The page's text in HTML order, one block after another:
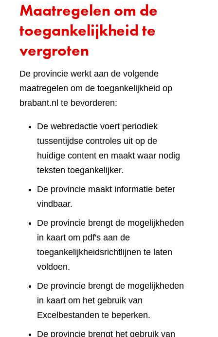
Maatregelen om de
toegankelijkheid te
vergroten
De provincie werkt aan de volgende
maatregelen om de toegankelijkheid op
brabant.nl te bevorderen:
De webredactie voert periodiek
tussentijdse controles uit op de
huidige content en maakt waar nodig
teksten toegankelijker.
De provincie maakt informatie beter
vindbaar.
De provincie brengt de mogelijkheden
in kaart om pdf's aan de
toegankelijkheidsrichtlijnen te laten
voldoen.
De provincie brengt de mogelijkheden
in kaart om het gebruik van
Excelbestanden te beperken.
De provincie brengt het gebruik van